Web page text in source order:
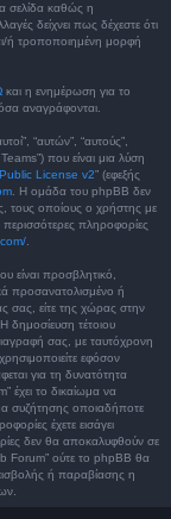
σελίδα καθώς η
δείχνει πως δέχεστε ότι
ή τροποποιημένη μορφή
και η ενημέρωση για το
αναγράφονται.
“αυτών”, “αυτούς”,
που είναι μια λύση
License v2” (εφεξής
. Η ομάδα του phpBB δεν
τους οποίους ο χρήστης με
πληροφορίες
είναι προσβλητικό,
προσανατολισμένο ή
σας, είτε της χώρας στην
δημοσίευση τέτοιου
σας, με ταυτόχρονη
εφόσον
για τη δυνατότητα
έχει το δικαίωμα να
συζήτησης οποιαδήποτε
έχετε εισάγει
δεν θα αποκαλυφθούν σε
Forum” ούτε το phpBB θα
ή παραβίασης η